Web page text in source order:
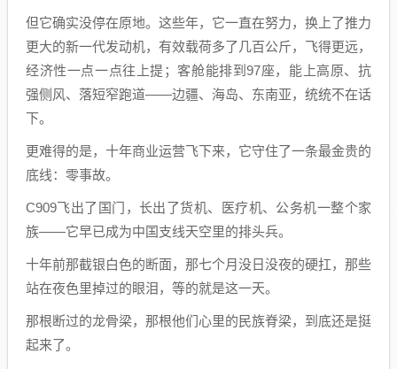
但它确实没停在原地。这些年，它一直在努力，换上了推力
更大的新一代发动机，有效载荷多了几百公斤，飞得更远，
经济性一点一点往上提；客舱能排到97座，能上高原、抗
强侧风、落短窄跑道——边疆、海岛、东南亚，统统不在话
下。
更难得的是，十年商业运营飞下来，它守住了一条最金贵的
底线：零事故。
C909飞出了国门，长出了货机、医疗机、公务机一整个家
族——它早已成为中国支线天空里的排头兵。
十年前那截银白色的断面，那七个月没日没夜的硬扛，那些
站在夜色里掉过的眼泪，等的就是这一天。
那根断过的龙骨梁，那根他们心里的民族脊梁，到底还是挺
起来了。